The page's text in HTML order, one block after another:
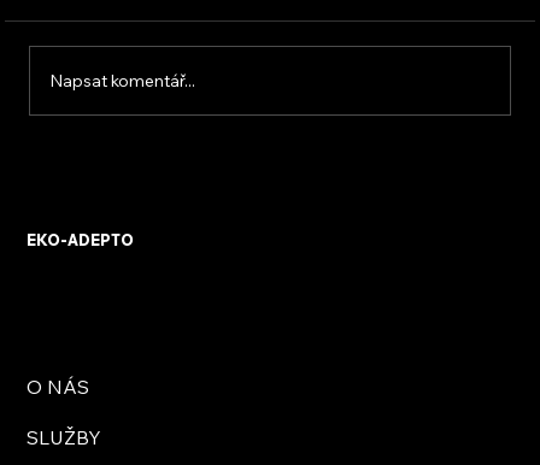
Napsat komentář...
EKO-ADEPTO
O NÁS
SLUŽBY